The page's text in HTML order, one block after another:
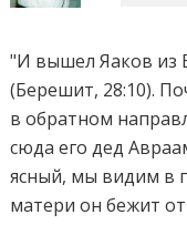
"И вышел Яаков из
(Берешит, 28:10).
в обратном
сюда его дед
ясный, мы видим в
матери он бежит